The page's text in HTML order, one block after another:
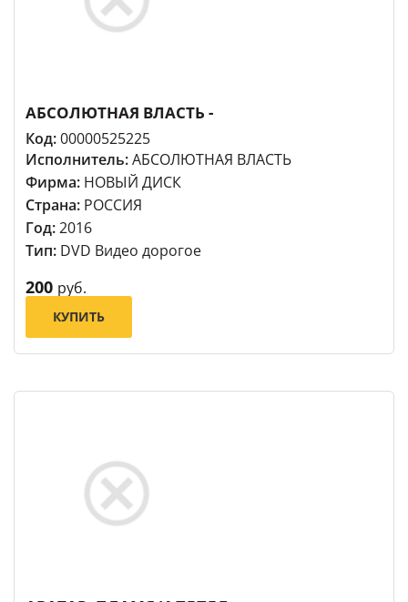
АБСОЛЮТНАЯ ВЛАСТЬ -
Код:00000525225
Исполнитель:АБСОЛЮТНАЯ ВЛАСТЬ
Фирма: НОВЫЙ ДИСК
Страна: РОССИЯ
Год:2016
Тип: DVD Видео дорогое
200 руб.
КУПИТЬ